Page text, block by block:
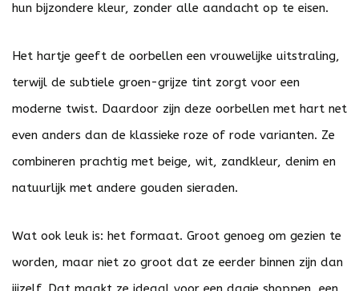
hun bijzondere kleur, zonder alle aandacht op te eisen.
Het hartje geeft de oorbellen een vrouwelijke uitstraling,
terwijl de subtiele groen-grijze tint zorgt voor een
moderne twist. Daardoor zijn deze oorbellen met hart net
even anders dan de klassieke roze of rode varianten. Ze
combineren prachtig met beige, wit, zandkleur, denim en
natuurlijk met andere gouden sieraden.
Wat ook leuk is: het formaat. Groot genoeg om gezien te
worden, maar niet zo groot dat ze eerder binnen zijn dan